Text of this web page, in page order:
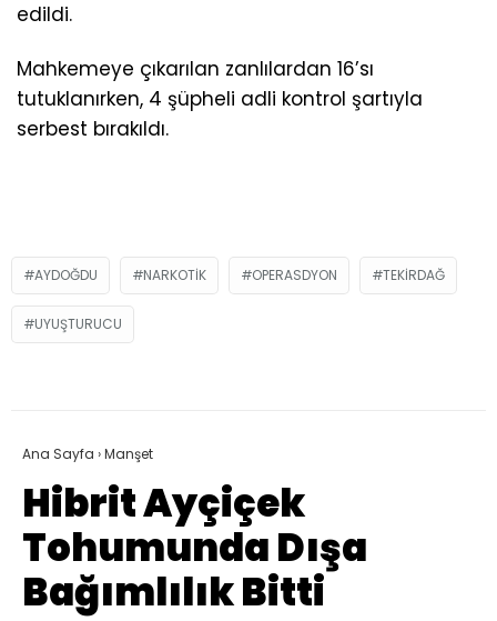
edildi.
Mahkemeye çıkarılan zanlılardan 16’sı
tutuklanırken, 4 şüpheli adli kontrol şartıyla
serbest bırakıldı.
AYDOĞDU NARKOTIK OPERASDYON TEKIRDAĞ
UYUŞTURUCU
Ana Sayfa ›Manşet
Hibrit Ayçiçek
Tohumunda Dışa
Bağımlılık Bitti